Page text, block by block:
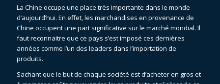
La Chine occupe une place très importante dans le monde
d’aujourd’hui. En effet, les marchandises en provenance de
Chine occupent une part significative sur le marché mondial. Il
faut reconnaitre que ce pays s’est imposé ces dernières
années comme l’un des leaders dans l’importation de
produits.
Sachant que le but de chaque société est d’acheter en gros et